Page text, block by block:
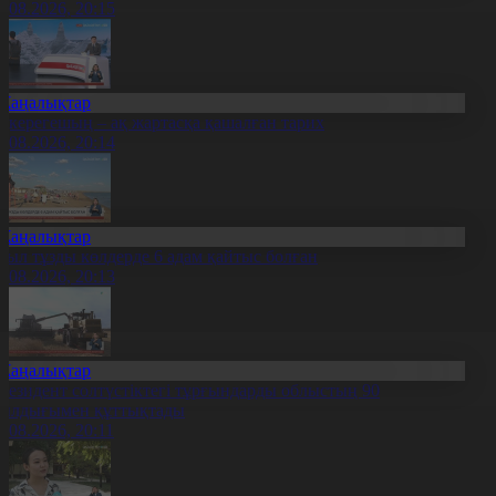
20:15
– ақ жартасқа қашалған тарих
20:14
тұзды көлдерде 6 адам қайтыс болған
20:13
солтүстіктегі тұрғындарды облыстың 90
құттықтады
20:11